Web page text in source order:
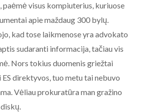
paėmė visus kompiuterius, kuriuose
apie maždaug 300 bylų.
kad tose laikmenose yra advokato
sudaranti informacija, tačiau vis
Nors tokius duomenis griežtai
direktyvos, tuo metu tai nebuvo
Vėliau prokuratūra man gražino